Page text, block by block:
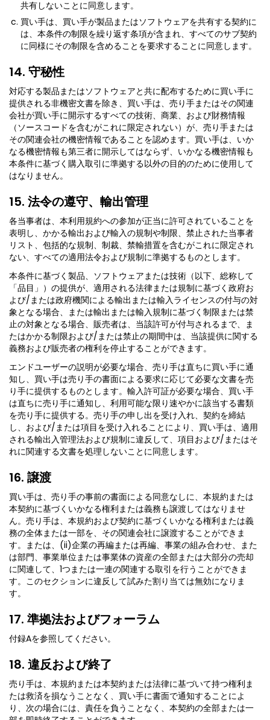
共有しないことに同意します。
買い手は、買い手が製品またはソフトウェアを共有する契約に
は、本条件の制限を繰り返す条項が含まれ、すべてのサブ契約
に同様にその制限を含めることを要求することに同意します。
14. 守秘性
対応する製品またはソフトウェアと共に配布するために買い手に
提供される非機密文書を除き、買い手は、売り手またはその関連
会社が買い手に開示するすべての技術、商業、および財務情報
（ソースコードを含むがこれに限定されない）が、売り手または
その関連会社の機密情報であることを認めます。買い手は、いか
なる機密情報も第三者に開示してはならず、いかなる機密情報も
本条件に基づく購入取引に準拠する以外の目的のために使用して
はなりません。
15. 法令の遵守、輸出管理
各当事者は、本利用規約への参加が正当に許可されていることを
表明し、かかる輸出および輸入の規制や制限、禁止された当事者
リスト、包括的な規制、制裁、禁輸措置を含むがこれに限定され
ない、すべての適用法令および規制に準拠するものとします。
本条件に基づく製品、ソフトウェアまたは技術（以下、総称して
「品目」）の提供が、適用される法律または規制に基づく政府お
よび/または政府機関による輸出または輸入ライセンスの付与の対
象となる場合、または輸出または輸入規制に基づく制限または禁
止の対象となる場合、販売者は、当該許可が付与されるまで、ま
たはかかる制限および/または禁止の期間中は、当該提供に関する
義務および販売者の権利を停止することができます。
エンドユーザーの説明が必要な場合、売り手は直ちに買い手に通
知し、買い手は売り手の書面による要求に応じて必要な文書を売
り手に提供するものとします。輸入許可証が必要な場合、買い手
は直ちに売り手に通知し、利用可能な限り速やかに該当する書類
を売り手に提供する。売り手の申し出を受け入れ、契約を締結
し、および/または項目を受け入れることにより、買い手は、適用
される輸出入管理法および規制に違反して、項目および/またはそ
れに関連する文書を処理しないことに同意します。
16. 譲渡
買い手は、売り手の事前の書面による同意なしに、本規約または
本契約に基づくいかなる権利または義務も譲渡してはなりませ
ん。売り手は、本規約および契約に基づくいかなる権利または義
務の全体または一部を、その関連会社に譲渡することができま
す。または、(ii)企業の再編または再編、事業の組み合わせ、また
は部門、事業単位または事業体の資産の全部または大部分の売却
に関連して、1つまたは一連の関連する取引を行うことができま
す。このセクションに違反して試みた割り当ては無効になりま
す。
17. 準拠法およびフォーラム
付録Aを参照してください。
18. 違反および終了
売り手は、本規約または本契約または法律に基づいて持つ権利ま
たは救済を損なうことなく、買い手に書面で通知することによ
り、次の場合には、責任を負うことなく、本契約の全部または一